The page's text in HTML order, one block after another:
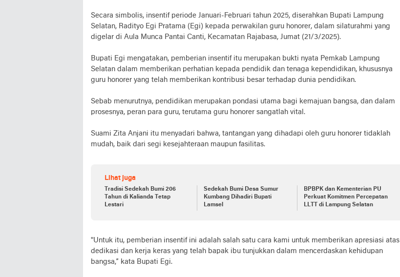
Secara simbolis, insentif periode Januari-Februari tahun 2025, diserahkan Bupati Lampung
Selatan, Radityo Egi Pratama (Egi) kepada perwakilan guru honorer, dalam silaturahmi yang
digelar di Aula Munca Pantai Canti, Kecamatan Rajabasa, Jumat (21/3/2025).
Bupati Egi mengatakan, pemberian insentif itu merupakan bukti nyata Pemkab Lampung
Selatan dalam memberikan perhatian kepada pendidik dan tenaga kependidikan, khususnya
guru honorer yang telah memberikan kontribusi besar terhadap dunia pendidikan.
Sebab menurutnya, pendidikan merupakan pondasi utama bagi kemajuan bangsa, dan dalam
prosesnya, peran para guru, terutama guru honorer sangatlah vital.
Suami Zita Anjani itu menyadari bahwa, tantangan yang dihadapi oleh guru honorer tidaklah
mudah, baik dari segi kesejahteraan maupun fasilitas.
Lihat juga
Tradisi Sedekah Bumi 206
Tahun di Kalianda Tetap
Lestari
Sedekah Bumi Desa Sumur
Kumbang Dihadiri Bupati
Lamsel
BPBPK dan Kementerian PU
Perkuat Komitmen Percepatan
LLTT di Lampung Selatan
"Untuk itu, pemberian insentif ini adalah salah satu cara kami untuk memberikan apresiasi atas
dedikasi dan kerja keras yang telah bapak ibu tunjukkan dalam mencerdaskan kehidupan
bangsa,” kata Bupati Egi.